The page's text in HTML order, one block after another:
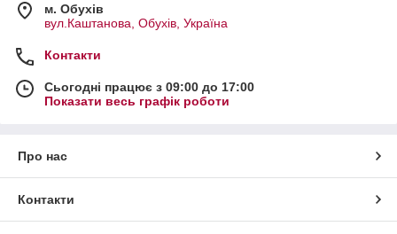
м. Обухів
вул.Каштанова, Обухів, Україна
Контакти
Сьогодні працює з 09:00 до 17:00
Показати весь графік роботи
Про нас
Контакти